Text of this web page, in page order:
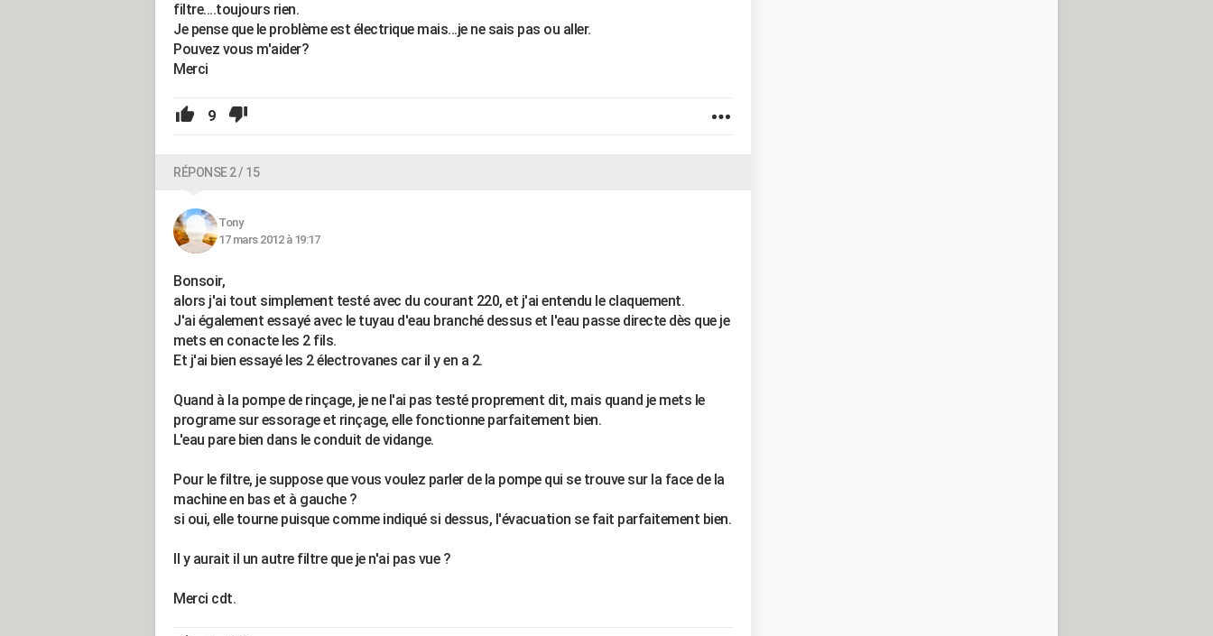
filtre....toujours rien.
Je pense que le problème est électrique mais...je ne sais pas ou aller.
Pouvez vous m'aider?
Merci
9
RÉPONSE 2 / 15
Tony
17 mars 2012 à 19:17
Bonsoir,
alors j'ai tout simplement testé avec du courant 220, et j'ai entendu le claquement.
J'ai également essayé avec le tuyau d'eau branché dessus et l'eau passe directe dès que je
mets en conacte les 2 fils.
Et j'ai bien essayé les 2 électrovanes car il y en a 2.
Quand à la pompe de rinçage, je ne l'ai pas testé proprement dit, mais quand je mets le
programe sur essorage et rinçage, elle fonctionne parfaitement bien.
L'eau pare bien dans le conduit de vidange.
Pour le filtre, je suppose que vous voulez parler de la pompe qui se trouve sur la face de la
machine en bas et à gauche ?
si oui, elle tourne puisque comme indiqué si dessus, l'évacuation se fait parfaitement bien.
Il y aurait il un autre filtre que je n'ai pas vue ?
Merci cdt.